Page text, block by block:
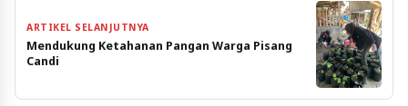
ARTIKEL SELANJUTNYA
Mendukung Ketahanan Pangan Warga Pisang
Candi